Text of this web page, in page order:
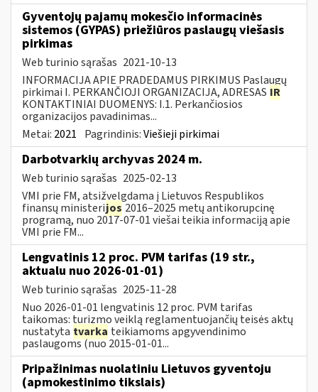
Gyventojų pajamų mokesčio informacinės
sistemos (GYPAS) priežiūros paslaugų viešasis
pirkimas
Web turinio sąrašas 2021-10-13
INFORMACIJA APIE PRADEDAMUS PIRKIMUS Paslaugų
pirkimai I. PERKANČIOJI ORGANIZACIJA, ADRESAS IR
KONTAKTINIAI DUOMENYS: I.1. Perkančiosios
organizacijos pavadinimas...
Metai: 2021 Pagrindinis:Viešieji pirkimai
Darbotvarkių archyvas 2024 m.
Web turinio sąrašas 2025-02-13
VMI prie FM, atsižvelgdama į Lietuvos Respublikos
finansų ministerijos 2016–2025 metų antikorupcinę
programą, nuo 2017-07-01 viešai teikia informaciją apie
VMI prie FM...
Lengvatinis 12 proc. PVM tarifas (19 str.,
aktualu nuo 2026-01-01)
Web turinio sąrašas 2025-11-28
Nuo 2026-01-01 lengvatinis 12 proc. PVM tarifas
taikomas: turizmo veiklą reglamentuojančių teisės aktų
nustatyta tvarka teikiamoms apgyvendinimo
paslaugoms (nuo 2015-01-01...
Pripažinimas nuolatiniu Lietuvos gyventoju
(apmokestinimo tikslais)